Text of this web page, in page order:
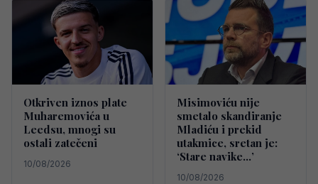
Otkriven iznos plate
Muharemovića u
Leedsu, mnogi su
ostali zatečeni
10/08/2026
Misimoviću nije
smetalo skandiranje
Mladiću i prekid
utakmice, sretan je:
‘Stare navike…’
10/08/2026